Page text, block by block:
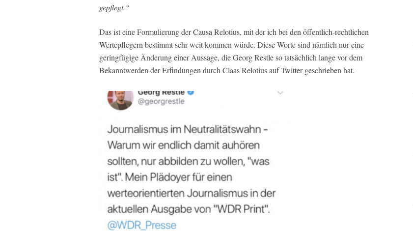
gepflegt.“
Das ist eine Formulierung der Causa Relotius, mit der ich bei den öffentlich-rechtlichen
Wertepflegern bestimmt sehr weit kommen würde. Diese Worte sind nämlich nur eine
geringfügige Änderung einer Aussage, die Georg Restle so tatsächlich lange vor dem
Bekanntwerden der Erfindungen durch Claas Relotius auf Twitter geschrieben hat.